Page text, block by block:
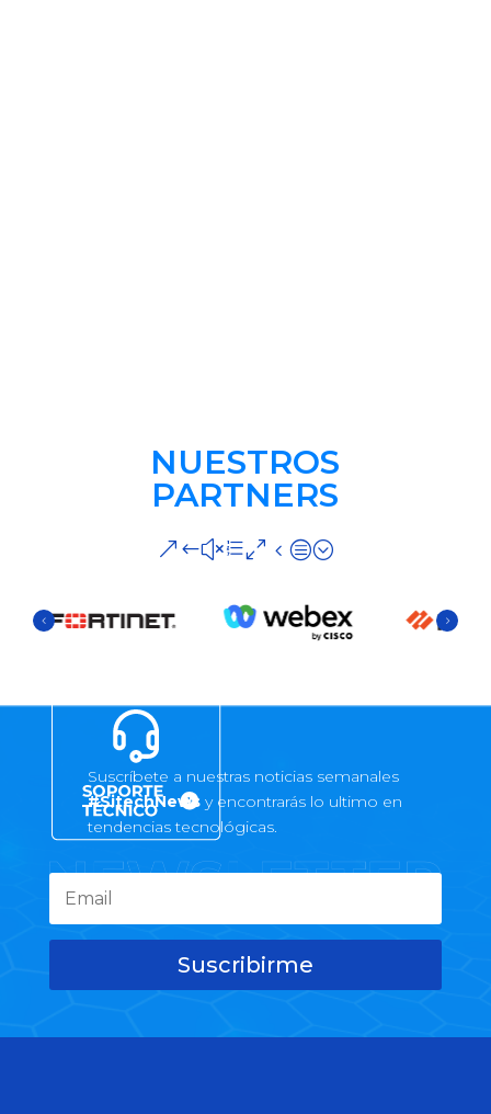
NUESTROS
PARTNERS
&#xe04c;
Suscríbete a nuestras noticias semanales
#SitechNewsy encontrarás lo ultimo en
tendencias tecnológicas.
Suscribirme